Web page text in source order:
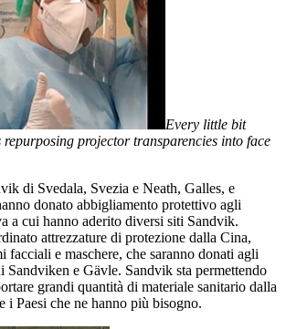
Every little bit
projector transparencies into face
di Svedala, Svezia e Neath, Galles, e
donato abbigliamento protettivo agli
a cui hanno aderito diversi siti Sandvik.
attrezzature di protezione dalla Cina,
facciali e maschere, che saranno donati agli
Sandviken e Gävle. Sandvik sta permettendo
grandi quantità di materiale sanitario dalla
i Paesi che ne hanno più bisogno.